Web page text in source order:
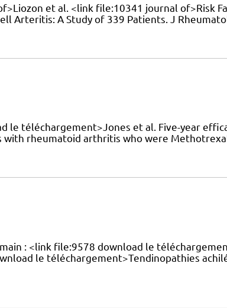
et al. <link file:10341 journal of>Risk
Arteritis: A Study of 339 Patients. J
le téléchargement>Jones et al. Five-year
rheumatoid arthritis who were
: <link file:9578 download le
le téléchargement>Tendinopathies